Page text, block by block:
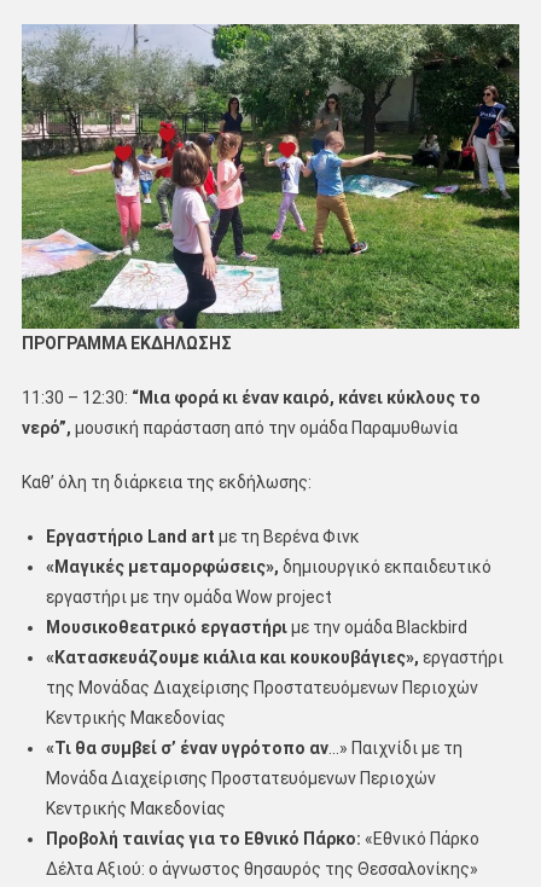
ΠΡΟΓΡΑΜΜΑ ΕΚΔΗΛΩΣΗΣ
11:30 – 12:30: “Μια φορά κι έναν καιρό, κάνει κύκλους το
νερό”, μουσική παράσταση από την ομάδα Παραμυθωνία
Καθ’ όλη τη διάρκεια της εκδήλωσης:
Εργαστήριο Land art με τη Βερένα Φινκ
«Μαγικές μεταμορφώσεις», δημιουργικό εκπαιδευτικό
εργαστήρι με την ομάδα Wow project
Μουσικοθεατρικό εργαστήριμε την ομάδα Blackbird
«Κατασκευάζουμε κιάλια και κουκουβάγιες», εργαστήρι
της Μονάδας Διαχείρισης Προστατευόμενων Περιοχών
Κεντρικής Μακεδονίας
«Τι θα συμβεί σ’ έναν υγρότοπο αν…» Παιχνίδι με τη
Μονάδα Διαχείρισης Προστατευόμενων Περιοχών
Κεντρικής Μακεδονίας
Προβολή ταινίας για το Εθνικό Πάρκο: «Εθνικό Πάρκο
Δέλτα Αξιού: ο άγνωστος θησαυρός της Θεσσαλονίκης»